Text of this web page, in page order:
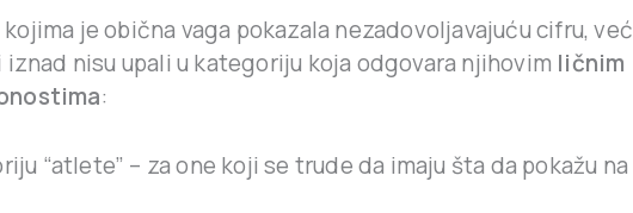
je obična vaga pokazala nezadovoljavajuću cifru, već
nisu upali u kategoriju koja odgovara njihovim ličnim
:
“atlete” – za one koji se trude da imaju šta da pokažu na